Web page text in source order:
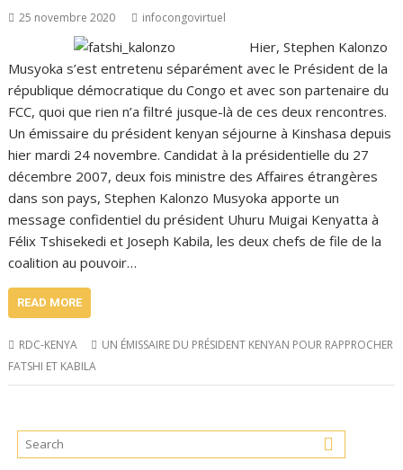
25 novembre 2020 infocongovirtuel
Hier, Stephen Kalonzo
Musyoka s’est entretenu séparément avec le Président de la
république démocratique du Congo et avec son partenaire du
FCC, quoi que rien n’a filtré jusque-là de ces deux rencontres.
Un émissaire du président kenyan séjourne à Kinshasa depuis
hier mardi 24 novembre. Candidat à la présidentielle du 27
décembre 2007, deux fois ministre des Affaires étrangères
dans son pays, Stephen Kalonzo Musyoka apporte un
message confidentiel du président Uhuru Muigai Kenyatta à
Félix Tshisekedi et Joseph Kabila, les deux chefs de file de la
coalition au pouvoir…
READ MORE
RDC-KENYA
UN ÉMISSAIRE DU PRÉSIDENT KENYAN POUR RAPPROCHER
FATSHI ET KABILA